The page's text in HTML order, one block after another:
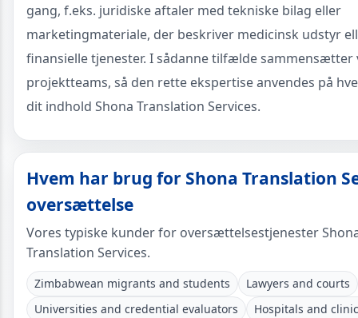
gang, f.eks. juridiske aftaler med tekniske bilag eller
marketingmateriale, der beskriver medicinsk udstyr
finansielle tjenester. I sådanne tilfælde sammensætter
projektteams, så den rette ekspertise anvendes på
dit indhold Shona Translation Services.
Hvem har brug for Shona Translation
oversættelse
Vores typiske kunder for oversættelsestjenester
Translation Services.
Zimbabwean migrants and students
Lawyers and courts
Universities and credential evaluators
Hospitals and